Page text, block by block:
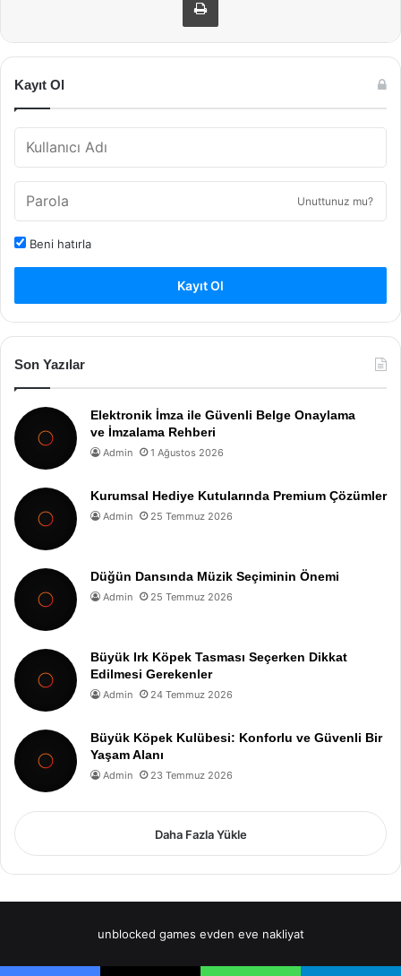
Kayıt Ol
Unuttunuz mu?
Beni hatırla
Kayıt Ol
Son Yazılar
Elektronik İmza ile Güvenli Belge Onaylama
ve İmzalama Rehberi
Admin 1 Ağustos 2026
Kurumsal Hediye Kutularında Premium Çözümler
Admin 25 Temmuz 2026
Düğün Dansında Müzik Seçiminin Önemi
Admin 25 Temmuz 2026
Büyük Irk Köpek Tasması Seçerken Dikkat
Edilmesi Gerekenler
Admin 24 Temmuz 2026
Büyük Köpek Kulübesi: Konforlu ve Güvenli Bir
Yaşam Alanı
Admin 23 Temmuz 2026
Daha Fazla Yükle
unblocked games evden eve nakliyat